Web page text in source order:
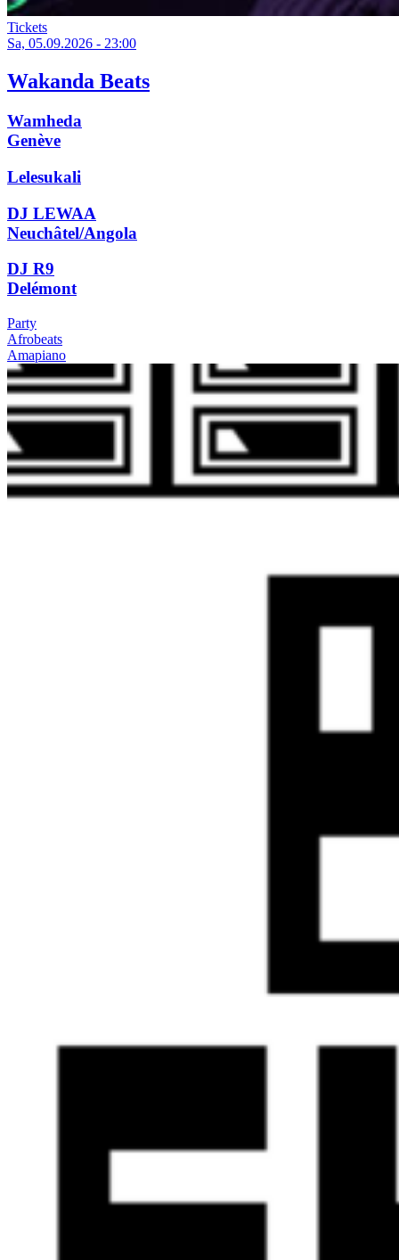
Tickets
Sa, 05.09.2026 - 23:00
Wakanda Beats
Wamheda
Genève
Lelesukali
DJ LEWAA
Neuchâtel/Angola
DJ R9
Delémont
Party
Afrobeats
Amapiano